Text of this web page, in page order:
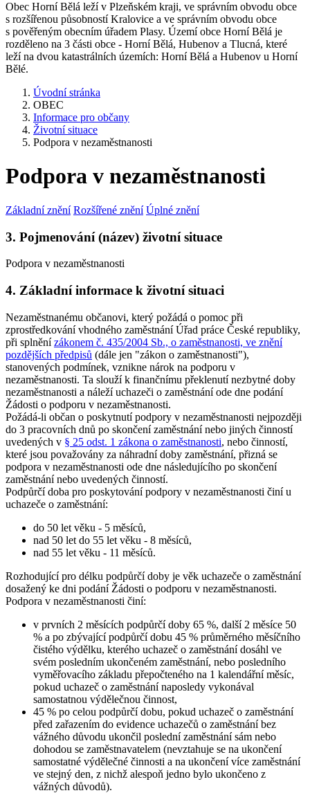
Obec Horní Bělá leží v Plzeňském kraji, ve správním obvodu obce
s rozšířenou působností Kralovice a ve správním obvodu obce
s pověřeným obecním úřadem Plasy. Území obce Horní Bělá je
rozděleno na 3 části obce - Horní Bělá, Hubenov a Tlucná, které
leží na dvou katastrálních územích: Horní Bělá a Hubenov u Horní
Bělé.
Úvodní stránka
OBEC
Informace pro občany
Životní situace
Podpora v nezaměstnanosti
Podpora v nezaměstnanosti
Základní znění Rozšířené znění Úplné znění
3. Pojmenování (název) životní situace
Podpora v nezaměstnanosti
4. Základní informace k životní situaci
Nezaměstnanému občanovi, který požádá o pomoc při
zprostředkování vhodného zaměstnání Úřad práce České republiky,
při splněnízákonem č. 435/2004 Sb., o zaměstnanosti, ve znění
pozdějších předpisů (dále jen "zákon o zaměstnanosti"),
stanovených podmínek, vznikne nárok na podporu v
nezaměstnanosti. Ta slouží k finančnímu překlenutí nezbytné doby
nezaměstnanosti a náleží uchazeči o zaměstnání ode dne podání
Žádosti o podporu v nezaměstnanosti.
Požádá-li občan o poskytnutí podpory v nezaměstnanosti nejpozději
do 3 pracovních dnů po skončení zaměstnání nebo jiných činností
uvedených v § 25 odst. 1 zákona o zaměstnanosti, nebo činností,
které jsou považovány za náhradní doby zaměstnání, přizná se
podpora v nezaměstnanosti ode dne následujícího po skončení
zaměstnání nebo uvedených činností.
Podpůrčí doba pro poskytování podpory v nezaměstnanosti činí u
uchazeče o zaměstnání:
do 50 let věku - 5 měsíců,
nad 50 let do 55 let věku - 8 měsíců,
nad 55 let věku - 11 měsíců.
Rozhodující pro délku podpůrčí doby je věk uchazeče o zaměstnání
dosažený ke dni podání Žádosti o podporu v nezaměstnanosti.
Podpora v nezaměstnanosti činí:
v prvních 2 měsících podpůrčí doby 65 %, další 2 měsíce 50
% a po zbývající podpůrčí dobu 45 % průměrného měsíčního
čistého výdělku, kterého uchazeč o zaměstnání dosáhl ve
svém posledním ukončeném zaměstnání, nebo posledního
vyměřovacího základu přepočteného na 1 kalendářní měsíc,
pokud uchazeč o zaměstnání naposledy vykonával
samostatnou výdělečnou činnost,
45 % po celou podpůrčí dobu, pokud uchazeč o zaměstnání
před zařazením do evidence uchazečů o zaměstnání bez
vážného důvodu ukončil poslední zaměstnání sám nebo
dohodou se zaměstnavatelem (nevztahuje se na ukončení
samostatné výdělečné činnosti a na ukončení více zaměstnání
ve stejný den, z nichž alespoň jedno bylo ukončeno z
vážných důvodů).